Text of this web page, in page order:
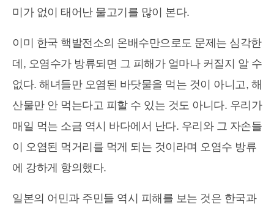
미가 없이 태어난 물고기를 많이 본다.
이미 한국 핵발전소의 온배수만으로도 문제는 심각한
데, 오염수가 방류되면 그 피해가 얼마나 커질지 알 수
없다. 해녀들만 오염된 바닷물을 먹는 것이 아니고, 해
산물만 안 먹는다고 피할 수 있는 것도 아니다. 우리가
매일 먹는 소금 역시 바다에서 난다. 우리와 그 자손들
이 오염된 먹거리를 먹게 되는 것이라며 오염수 방류
에 강하게 항의했다.
일본의 어민과 주민들 역시 피해를 보는 것은 한국과